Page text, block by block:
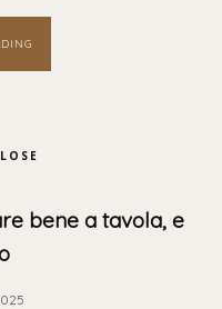
bene a tavola, e